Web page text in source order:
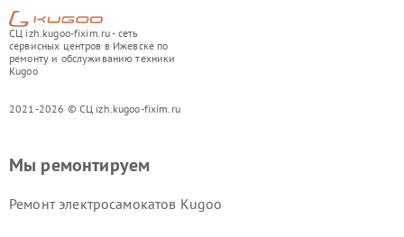
СЦ izh.kugoo-fixim.ru - сеть
сервисных центров в Ижевске по
ремонту и обслуживанию техники
Kugoo
2021-2026 © СЦ izh.kugoo-fixim.ru
Мы ремонтируем
Ремонт электросамокатов Kugoo